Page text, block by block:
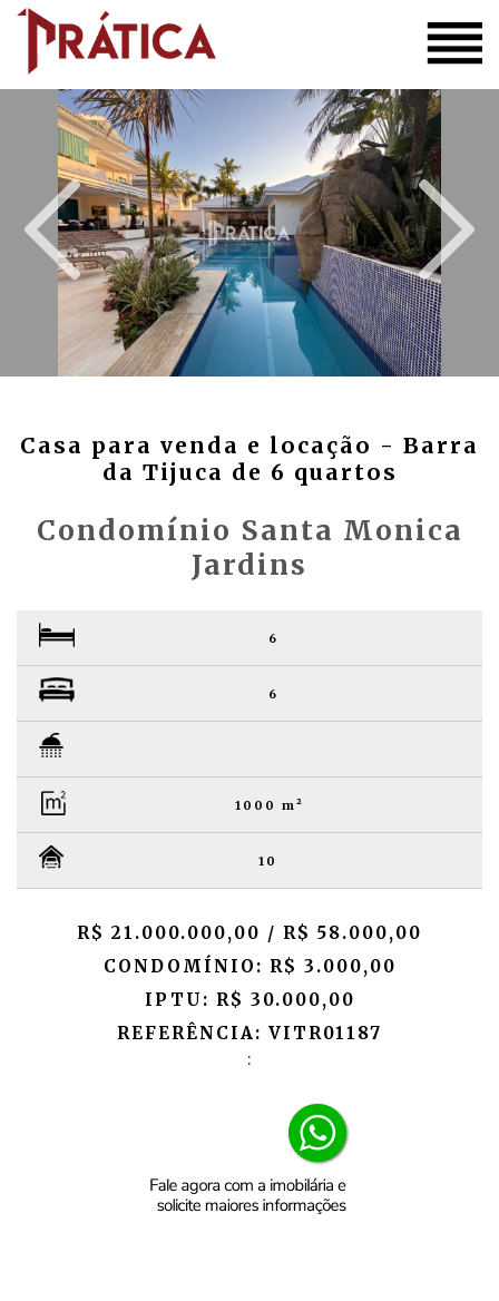
Casa para venda e locação - Barra
da Tijuca de 6 quartos
Condomínio Santa Monica
Jardins
6
6
1000 m²
10
R$ 21.000.000,00 / R$ 58.000,00
CONDOMÍNIO: R$ 3.000,00
IPTU: R$ 30.000,00
REFERÊNCIA: VITR01187
: